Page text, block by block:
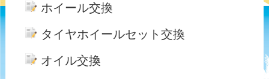
ホイール交換
タイヤホイールセット交換
オイル交換